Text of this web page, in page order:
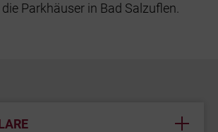
Parkhäuser in Bad Salzuflen.